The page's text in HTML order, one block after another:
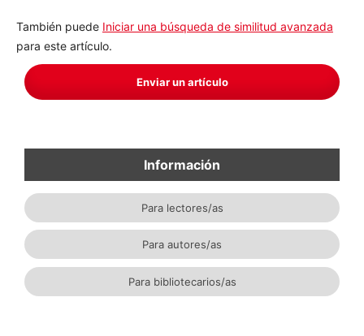
También puedeIniciar una búsqueda de similitud avanzada
para este artículo.
Enviar un artículo
Información
Para lectores/as
Para autores/as